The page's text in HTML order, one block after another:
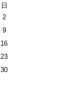
日
2
9
16
23
30